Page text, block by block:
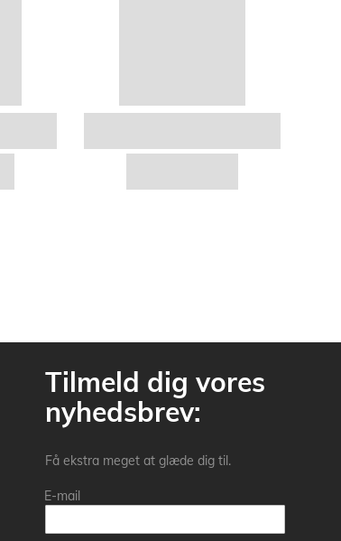
Tilmeld dig vores
nyhedsbrev:
Få ekstra meget at glæde dig til.
E-mail